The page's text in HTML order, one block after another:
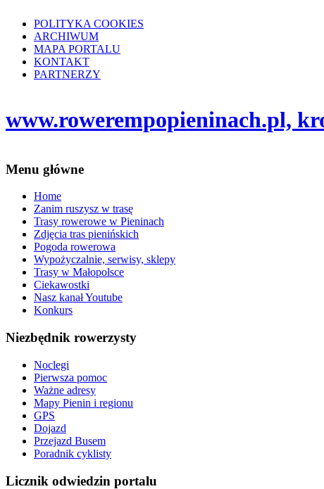
POLITYKA COOKIES
ARCHIWUM
MAPA PORTALU
KONTAKT
PARTNERZY
www.rowerempopieninach.pl,
Menu główne
Home
Zanim ruszysz w trasę
Trasy rowerowe w Pieninach
Zdjęcia tras pienińskich
Pogoda rowerowa
Wypożyczalnie, serwisy, sklepy
Trasy w Małopolsce
Ciekawostki
Nasz kanał Youtube
Konkurs
Niezbędnik rowerzysty
Noclegi
Pierwsza pomoc
Ważne adresy
Mapy Pienin i regionu
GPS
Dojazd
Przejazd Busem
Poradnik cyklisty
Licznik odwiedzin portalu